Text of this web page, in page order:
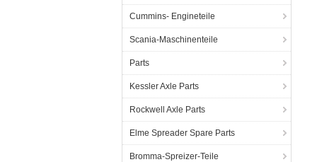
Cummins- Engineteile
Scania-Maschinenteile
Parts
Kessler Axle Parts
Rockwell Axle Parts
Elme Spreader Spare Parts
Bromma-Spreizer-Teile